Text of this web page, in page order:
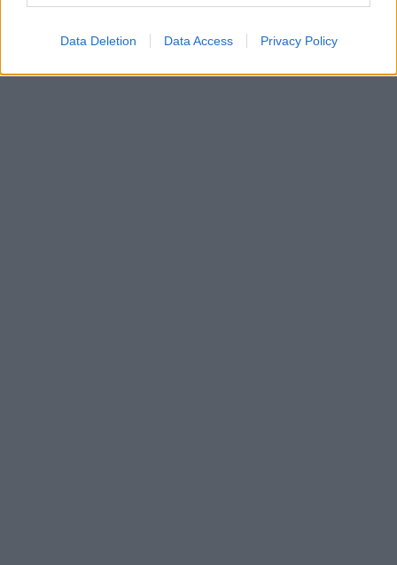
Data Deletion Data Access Privacy Policy